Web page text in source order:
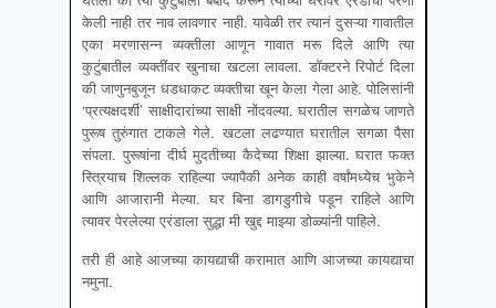
केली नाही तर नाव लावणार नाही. यावेळी तर त्यानं दुसऱ्या गावातील
एका मरणासन्न व्यक्तीला आणून गावात मरू दिले आणि त्या
कुटुंबातील व्यक्तींवर खुनाचा खटला लावला. डॉक्टरने रिपोर्ट दिला
की जाणुनबुजून धडधाकट व्यक्तीचा खून केला गेला आहे. पोलिसांनी
‘प्रत्यक्षदर्शी’ साक्षीदारांच्या साक्षी नोंदवल्या. घरातील सगळेच जाणते
पुरूष तुरुंगात टाकले गेले. खटला लढण्यात घरातील सगळा पैसा
संपला. पुरूषांना दीर्घ मुदतीच्या कैदेच्या शिक्षा झाल्या. घरात फक्त
स्त्रियाच शिल्लक राहिल्या ज्यापैकी अनेक काही वर्षांमध्येच भुकेने
आणि आजारानी मेल्या. घर बिना डागडुगीचे पडून राहिले आणि
त्यावर पेरलेल्या एरंडाला सुद्धा मी खुद्द माझ्या डोळ्यांनी पाहिले.
तरी ही आहे आजच्या कायद्याची करामात आणि आजच्या कायद्याचा
नमुना.